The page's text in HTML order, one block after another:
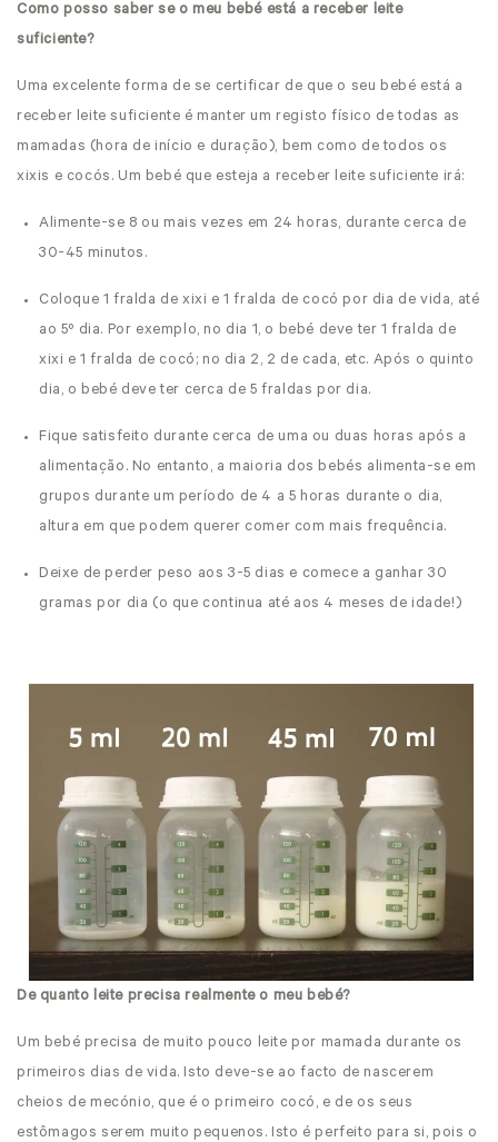
Como posso saber se o meu bebé está a receber leite
suficiente?
Uma excelente forma de se certificar de que o seu bebé está a
receber leite suficiente é manter um registo físico de todas as
mamadas (hora de início e duração), bem como de todos os
xixis e cocós. Um bebé que esteja a receber leite suficiente irá:
Alimente-se 8 ou mais vezes em 24 horas, durante cerca de
30-45 minutos.
Coloque 1 fralda de xixi e 1 fralda de cocó por dia de vida, até
ao 5º dia. Por exemplo, no dia 1, o bebé deve ter 1 fralda de
xixi e 1 fralda de cocó; no dia 2, 2 de cada, etc. Após o quinto
dia, o bebé deve ter cerca de 5 fraldas por dia.
Fique satisfeito durante cerca de uma ou duas horas após a
alimentação. No entanto, a maioria dos bebés alimenta-se em
grupos durante um período de 4 a 5 horas durante o dia,
altura em que podem querer comer com mais frequência.
Deixe de perder peso aos 3-5 dias e comece a ganhar 30
gramas por dia (o que continua até aos 4 meses de idade!)
De quanto leite precisa realmente o meu bebé?
Um bebé precisa de muito pouco leite por mamada durante os
primeiros dias de vida. Isto deve-se ao facto de nascerem
cheios de mecónio, que é o primeiro cocó, e de os seus
estômagos serem muito pequenos. Isto é perfeito para si, pois o